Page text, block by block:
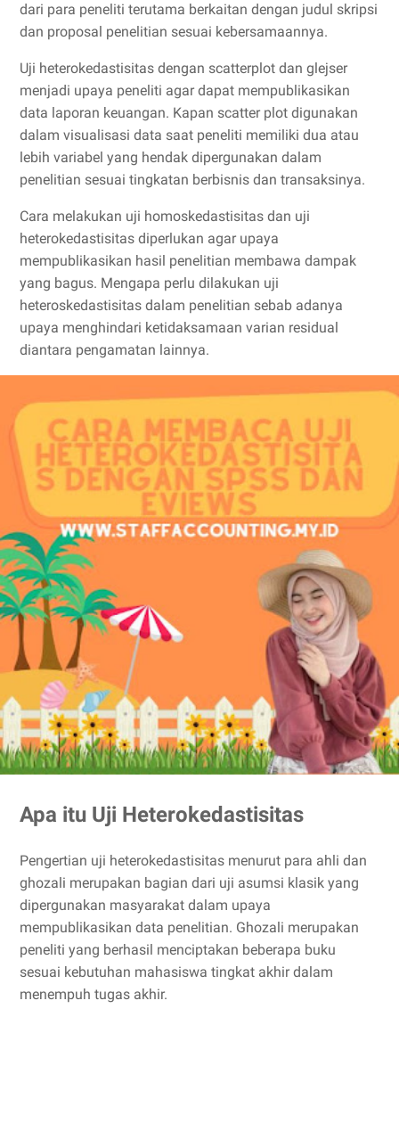
dari para peneliti terutama berkaitan dengan judul skripsi
dan proposal penelitian sesuai kebersamaannya.
Uji heterokedastisitas dengan scatterplot dan glejser
menjadi upaya peneliti agar dapat mempublikasikan
data laporan keuangan. Kapan scatter plot digunakan
dalam visualisasi data saat peneliti memiliki dua atau
lebih variabel yang hendak dipergunakan dalam
penelitian sesuai tingkatan berbisnis dan transaksinya.
Cara melakukan uji homoskedastisitas dan uji
heterokedastisitas diperlukan agar upaya
mempublikasikan hasil penelitian membawa dampak
yang bagus. Mengapa perlu dilakukan uji
heteroskedastisitas dalam penelitian sebab adanya
upaya menghindari ketidaksamaan varian residual
diantara pengamatan lainnya.
Apa itu Uji Heterokedastisitas
Pengertian uji heterokedastisitas menurut para ahli dan
ghozali merupakan bagian dari uji asumsi klasik yang
dipergunakan masyarakat dalam upaya
mempublikasikan data penelitian. Ghozali merupakan
peneliti yang berhasil menciptakan beberapa buku
sesuai kebutuhan mahasiswa tingkat akhir dalam
menempuh tugas akhir.